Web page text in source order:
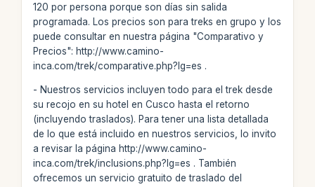
120 por persona porque son días sin salida
programada. Los precios son para treks en grupo y los
puede consultar en nuestra página "Comparativo y
Precios": http://www.camino-
inca.com/trek/comparative.php?lg=es .
- Nuestros servicios incluyen todo para el trek desde
su recojo en su hotel en Cusco hasta el retorno
(incluyendo traslados). Para tener una lista detallada
de lo que está incluido en nuestros servicios, lo invito
a revisar la página http://www.camino-
inca.com/trek/inclusions.php?lg=es . También
ofrecemos un servicio gratuito de traslado del